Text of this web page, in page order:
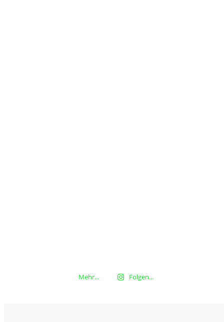
Mehr... Folgen...